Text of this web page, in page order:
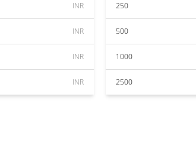
INR
INR
INR
INR
250
500
1000
2500